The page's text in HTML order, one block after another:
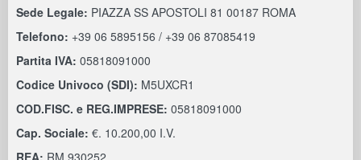
Sede Legale: PIAZZA SS APOSTOLI 81 00187 ROMA
Telefono: +39 06 5895156 / +39 06 87085419
Partita IVA: 05818091000
Codice Univoco (SDI): M5UXCR1
COD.FISC. e REG.IMPRESE: 05818091000
Cap. Sociale: €. 10.200,00 I.V.